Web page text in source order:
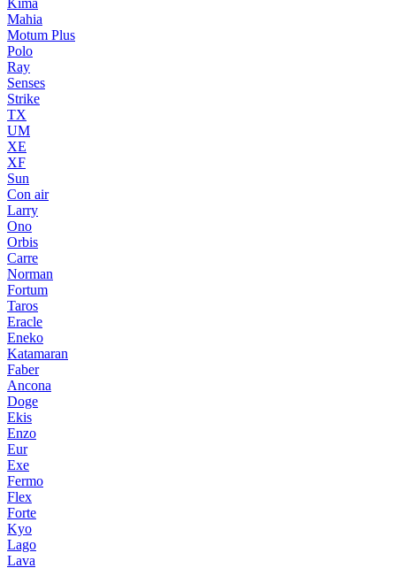
Kima
Mahia
Motum Plus
Polo
Ray
Senses
Strike
TX
UM
XE
XF
Sun
Con air
Larry
Ono
Orbis
Carre
Norman
Fortum
Taros
Eracle
Eneko
Katamaran
Faber
Ancona
Doge
Ekis
Enzo
Eur
Exe
Fermo
Flex
Forte
Kyo
Lago
Lava